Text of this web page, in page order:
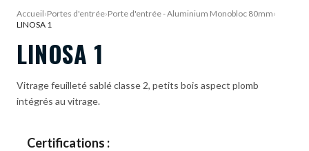
Accueil›Portes d'entrée›Porte d'entrée - Aluminium Monobloc 80mm›
LINOSA 1
LINOSA 1
Vitrage feuilleté sablé classe 2, petits bois aspect plomb
intégrés au vitrage.
Certifications :